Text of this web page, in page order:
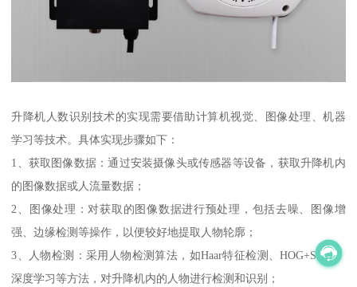
升降机人数识别技术的实现需要借助计算机视觉、图像处理、机器
学习等技术。具体实现步骤如下：
1、获取图像数据：通过安装摄像头或传感器等设备，获取升降机内
的图像数据或人流量数据；
2、图像处理：对获取的图像数据进行预处理，包括去噪、图像增
强、边缘检测等操作，以便较好地提取人物轮廓；
3、人物检测：采用人物检测算法，如Haar特征检测、HOG+SVM、
深度学习等方法，对升降机内的人物进行检测和识别；